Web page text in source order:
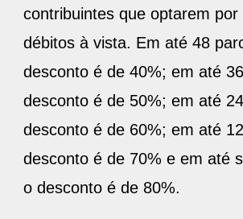
contribuintes que optarem
débitos à vista. Em até 48
desconto é de 40%; em até
desconto é de 50%; em até
desconto é de 60%; em até
desconto é de 70% e em até
o desconto é de 80%.